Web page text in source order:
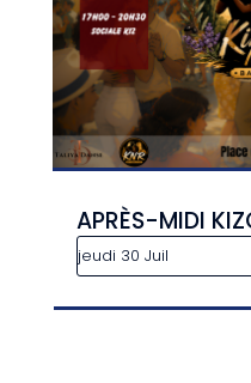
APRÈS-MIDI
jeudi 30 Juil